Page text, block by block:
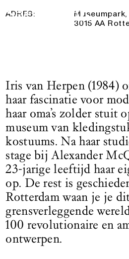
Logo See All This, linkt naar
27 September 2025
ADRES:
3015 AA
Iris van Herpen (1984)
haar fascinatie voor
haar oma’s zolder stuit
museum van
kostuums. Na haar
stage bij Alexander
23-jarige leeftijd haar
op. De rest is
Rotterdam waan je je
grensverleggende
100 revolutionaire en
ontwerpen.